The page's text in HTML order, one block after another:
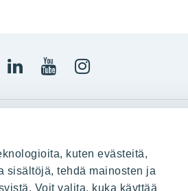
kuten evästeitä,
sisältöjä, tehdä mainosten ja
Voit valita, kuka käyttää
Corporation
Corporation
YIT
asunnot